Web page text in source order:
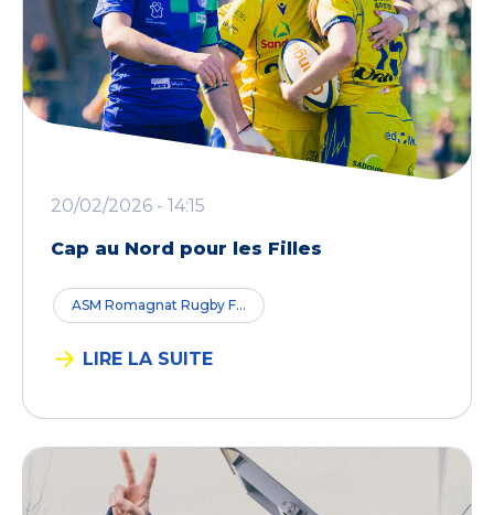
20/02/2026 - 14:15
Cap au Nord pour les Filles
ASM Romagnat Rugby F...
LIRE LA SUITE